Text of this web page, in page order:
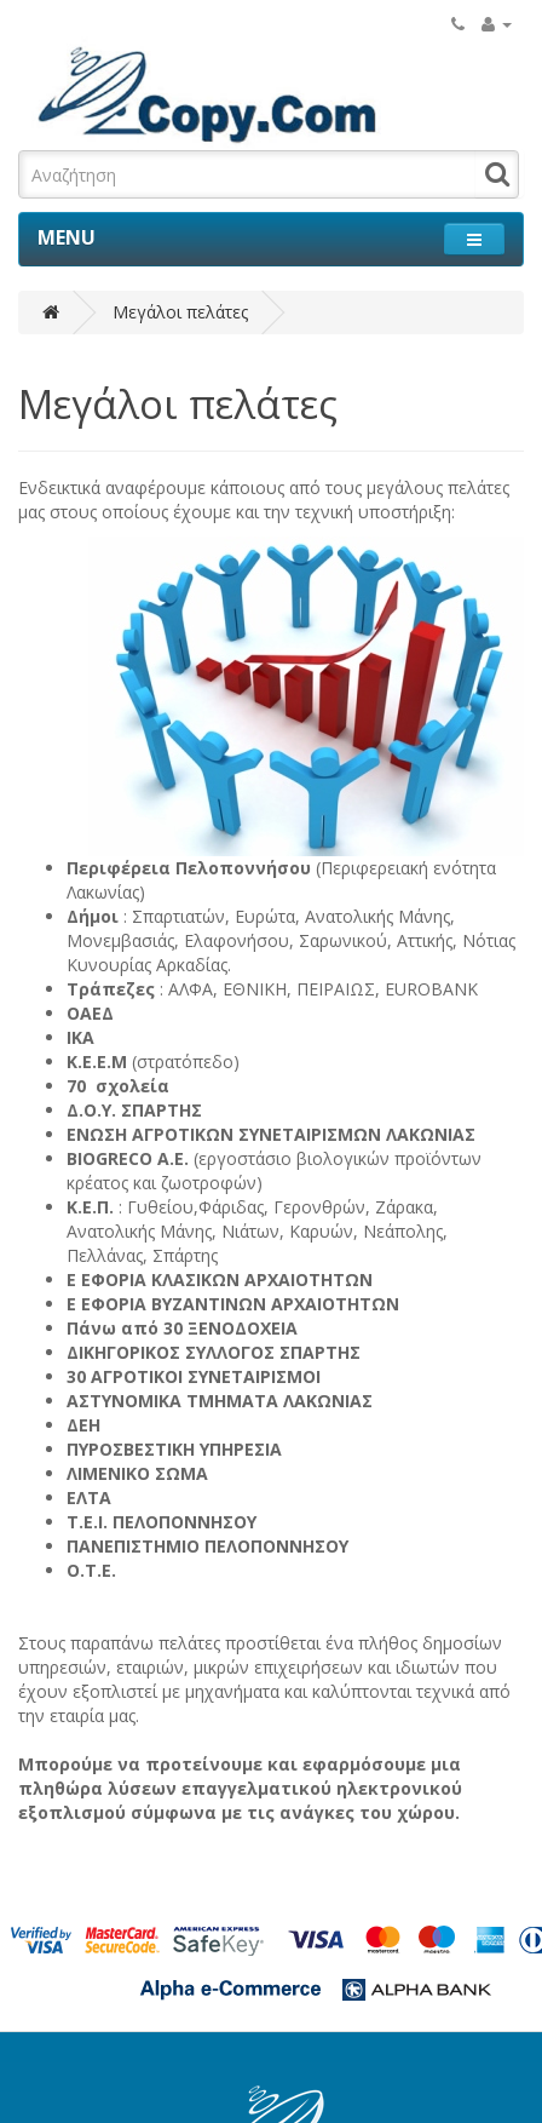
MENU
Μεγάλοι πελάτες
Μεγάλοι πελάτες
Ενδεικτικά αναφέρουμε κάποιους από τους μεγάλους πελάτες
μας στους οποίους έχουμε και την τεχνική υποστήριξη:
Περιφέρεια Πελοποννήσου (Περιφερειακή ενότητα
Λακωνίας)
Δήμοι : Σπαρτιατών, Ευρώτα, Ανατολικής Μάνης,
Μονεμβασιάς, Ελαφονήσου, Σαρωνικού, Αττικής, Νότιας
Κυνουρίας Αρκαδίας.
Τράπεζες : ΑΛΦΑ, ΕΘΝΙΚΗ, ΠΕΙΡΑΙΩΣ, EUROBANK
ΟΑΕΔ
ΙΚΑ
Κ.Ε.Ε.Μ (στρατόπεδο)
70 σχολεία
Δ.Ο.Υ. ΣΠΑΡΤΗΣ
ΕΝΩΣΗ ΑΓΡΟΤΙΚΩΝ ΣΥΝΕΤΑΙΡΙΣΜΩΝ ΛΑΚΩΝΙΑΣ
BIOGRECO A.E. (εργοστάσιο βιολογικών προϊόντων
κρέατος και ζωοτροφών)
Κ.Ε.Π. : Γυθείου,Φάριδας, Γερονθρών, Ζάρακα,
Ανατολικής Μάνης, Νιάτων, Καρυών, Νεάπολης,
Πελλάνας, Σπάρτης
Ε ΕΦΟΡΙΑ ΚΛΑΣΙΚΩΝ ΑΡΧΑΙΟΤΗΤΩΝ
Ε ΕΦΟΡΙΑ ΒΥΖΑΝΤΙΝΩΝ ΑΡΧΑΙΟΤΗΤΩΝ
Πάνω από 30 ΞΕΝΟΔΟΧΕΙΑ
ΔΙΚΗΓΟΡΙΚΟΣ ΣΥΛΛΟΓΟΣ ΣΠΑΡΤΗΣ
30 ΑΓΡΟΤΙΚΟΙ ΣΥΝΕΤΑΙΡΙΣΜΟΙ
ΑΣΤΥΝΟΜΙΚΑ ΤΜΗΜΑΤΑ ΛΑΚΩΝΙΑΣ
ΔΕΗ
ΠΥΡΟΣΒΕΣΤΙΚΗ ΥΠΗΡΕΣΙΑ
ΛΙΜΕΝΙΚΟ ΣΩΜΑ
ΕΛΤΑ
Τ.Ε.Ι. ΠΕΛΟΠΟΝΝΗΣΟΥ
ΠΑΝΕΠΙΣΤΗΜΙΟ ΠΕΛΟΠΟΝΝΗΣΟΥ
Ο.Τ.Ε.
Στους παραπάνω πελάτες προστίθεται ένα πλήθος δημοσίων
υπηρεσιών, εταιριών, μικρών επιχειρήσεων και ιδιωτών που
έχουν εξοπλιστεί με μηχανήματα και καλύπτονται τεχνικά από
την εταιρία μας.
Μπορούμε να προτείνουμε και εφαρμόσουμε μια
πληθώρα λύσεων επαγγελματικού ηλεκτρονικού
εξοπλισμού σύμφωνα με τις ανάγκες του χώρου.